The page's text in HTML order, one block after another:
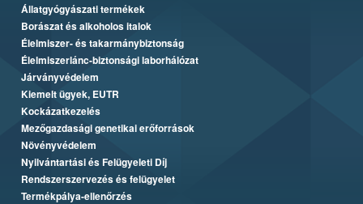
Állatgyógyászati termékek
Borászat és alkoholos italok
Élelmiszer- és takarmánybiztonság
Élelmiszerlánc-biztonsági laborhálózat
Járványvédelem
Kiemelt ügyek, EUTR
Kockázatkezelés
Mezőgazdasági genetikai erőforrások
Növényvédelem
Nyilvántartási és Felügyeleti Díj
Rendszerszervezés és felügyelet
Termékpálya-ellenőrzés